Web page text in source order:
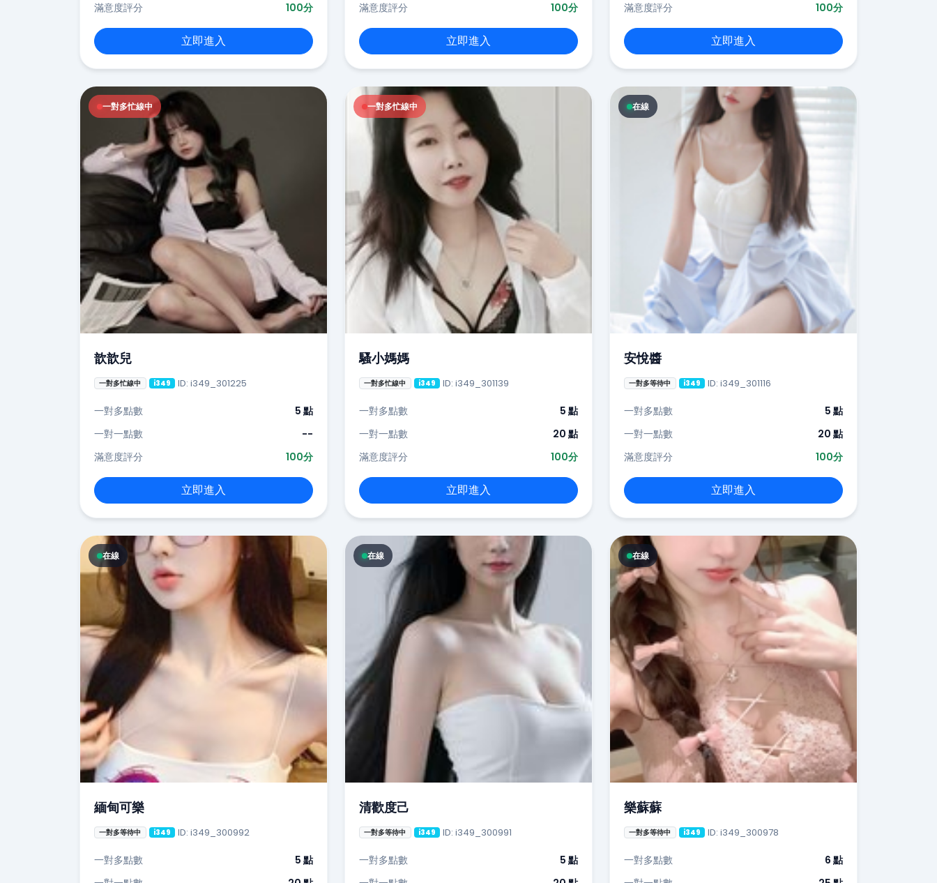
滿意度評分
100分
立即進入
滿意度評分
100分
立即進入
滿意度評分
100分
立即進入
一對多忙線中
歆歆兒
一對多忙線中 i349 ID: i349_301225
一對多點數
5 點
一對一點數
--
滿意度評分
100分
立即進入
一對多忙線中
騷小媽媽
一對多忙線中 i349 ID: i349_301139
一對多點數
5 點
一對一點數
20 點
滿意度評分
100分
立即進入
在線
安悅醬
一對多等待中 i349 ID: i349_301116
一對多點數
5 點
一對一點數
20 點
滿意度評分
100分
立即進入
在線
緬甸可樂
一對多等待中 i349 ID: i349_300992
一對多點數
5 點
在線
清歡度己
一對多等待中 i349 ID: i349_300991
一對多點數
5 點
在線
樂蘇蘇
一對多等待中 i349 ID: i349_300978
一對多點數
6 點